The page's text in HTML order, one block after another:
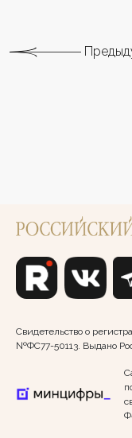
Свидетельство о
№ФС77-50113. Выдано